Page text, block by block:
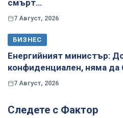
смърт…
7 Август, 2026
БИЗНЕС
Енергийният министър:
конфиденциален, няма да
7 Август, 2026
Следете с Фактор